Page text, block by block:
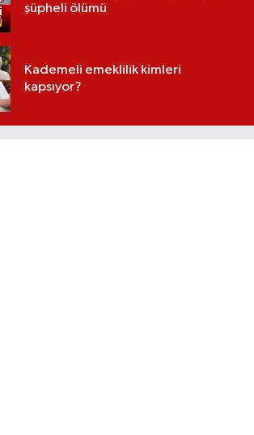
şüpheli ölümü
Kademeli emeklilik kimleri
kapsıyor?